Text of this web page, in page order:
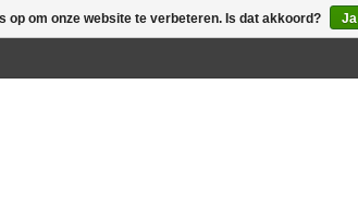
op om onze website te verbeteren. Is dat akkoord? Ja